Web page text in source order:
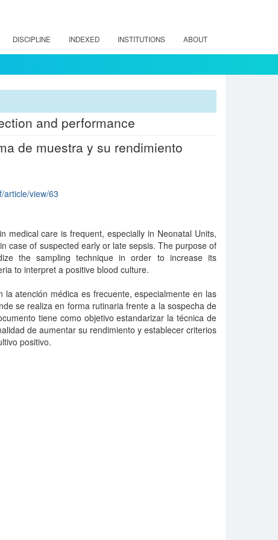
DISCIPLINE INDEXED INSTITUTIONS ABOUT
and performance
de muestra y su rendimiento
article/view/63
medical care is frequent, especially in Neonatal Units,
case of suspected early or late sepsis. The purpose of
the sampling technique in order to increase its
to interpret a positive blood culture.
la atención médica es frecuente, especialmente en las
se realiza en forma rutinaria frente a la sospecha de
tiene como objetivo estandarizar la técnica de
de aumentar su rendimiento y establecer criterios
positivo.